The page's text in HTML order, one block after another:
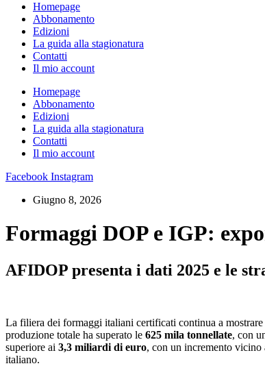
Homepage
Abbonamento
Edizioni
La guida alla stagionatura
Contatti
Il mio account
Homepage
Abbonamento
Edizioni
La guida alla stagionatura
Contatti
Il mio account
Facebook Instagram
Giugno 8, 2026
Formaggi DOP e IGP:
AFIDOP presenta i dati 2025 e le
La filiera dei formaggi italiani certificati continua a
produzione totale ha superato le 625 mila tonnellate, con
superiore ai 3,3 miliardi di euro, con un incremento
italiano.